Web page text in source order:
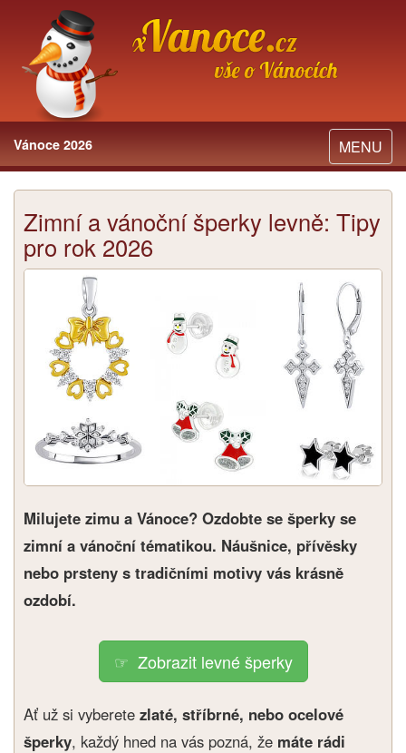
Toggle
navigation
MENU
Vánoce 2026
Zimní a vánoční šperky levně: Tipy
pro rok 2026
Milujete zimu a Vánoce? Ozdobte se šperky se
zimní a vánoční tématikou. Náušnice, přívěsky
nebo prsteny s tradičními motivy vás krásně
ozdobí.
Zobrazit levné šperky
Ať už si vyberete zlaté, stříbrné, nebo ocelové
šperky, každý hned na vás pozná, že máte rádi